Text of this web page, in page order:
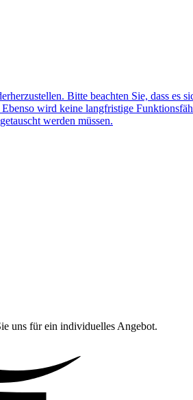
Bitte beachten Sie, dass es
wird keine langfristige
werden müssen.
uns für ein individuelles Angebot.